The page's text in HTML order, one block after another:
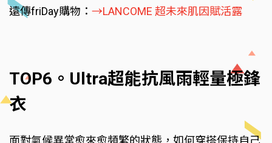
遠傳friDay購物： →LANCOME 超未來肌因賦活露
TOP6。Ultra超能抗風雨輕量極鋒
衣
面對氣候異常愈來愈頻繁的狀態，如何穿搭保持自己